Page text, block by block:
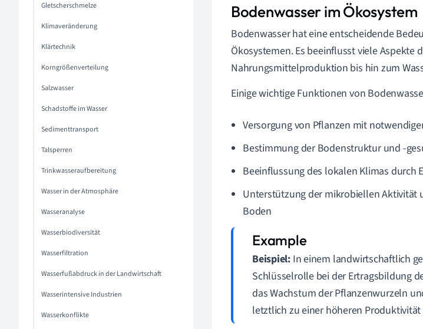
Gletscherschmelze
Klimaveränderung
Klärtechnik
Korngrößenverteilung
Salzwasser
Schadstoffe im Wasser
Sedimenttransport
Talsperren
Trinkwasseraufbereitung
Wasser in der Atmosphäre
Wasseranalyse
Wasserbiodiversität
Wasserfiltration
Wasserfußabdruck in der Landwirtschaft
Wasserintensive Industrien
Wasserkonflikte
Bodenwasser im Ökosystem
Bodenwasser hat eine entscheidende
Ökosystemen. Es beeinflusst viele Aspekte
Nahrungsmittelproduktion bis hin zum
Einige wichtige Funktionen von
Versorgung von Pflanzen mit
Bestimmung der Bodenstruktur und -
Beeinflussung des lokalen Klimas durch
Unterstützung der mikrobiellen Aktivität
Boden
Beispiel: In einem landwirtschaftlich
Schlüsselrolle bei der Ertragsbildung
das Wachstum der Pflanzenwurzeln
letztlich zu einer höheren